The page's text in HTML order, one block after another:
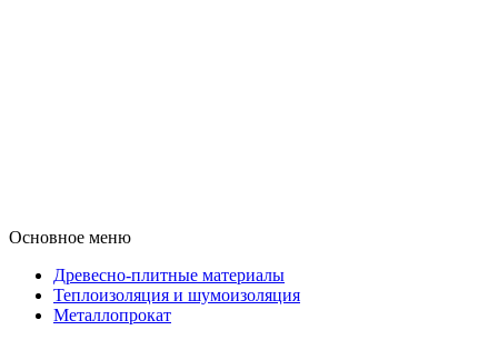
Основное меню
Древесно-плитные материалы
Теплоизоляция и шумоизоляция
Металлопрокат